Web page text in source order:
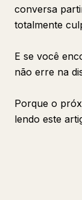
conversa
totalmente
E se você
não erre na
Porque o
lendo este